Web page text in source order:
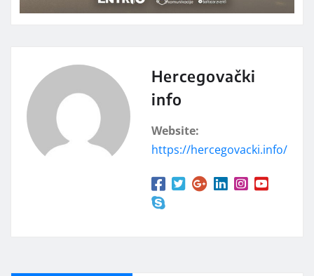
Hercegovački
info
Website:
https://hercegovacki.info/